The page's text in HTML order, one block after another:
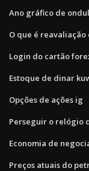
Ano gráfico de
O que é
Login do cartão
Estoque de dinar
Opções de ações ig
Perseguir o relógio
Economia de
Preços atuais do